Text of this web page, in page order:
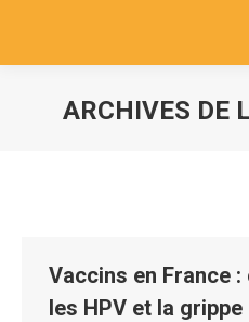
ARCHIVES DE
Vaccins en France
les HPV et la grippe